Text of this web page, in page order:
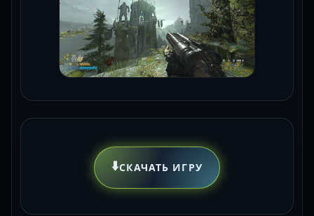
⬇️СКАЧАТЬ ИГРУ